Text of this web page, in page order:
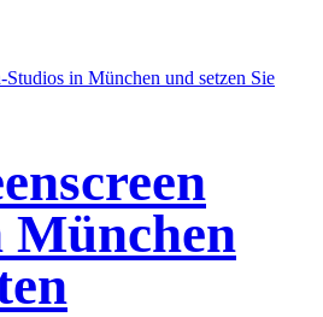
München